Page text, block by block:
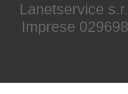
Lanetservice
Imprese